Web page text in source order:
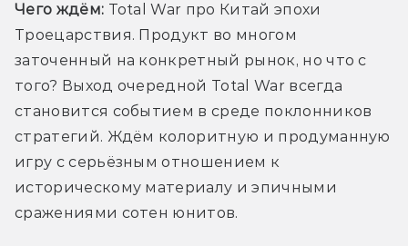
Чего ждём: Total War про Китай эпохи
Троецарствия. Продукт во многом
заточенный на конкретный рынок, но что с
того? Выход очередной Total War всегда
становится событием в среде поклонников
стратегий. Ждём колоритную и продуманную
игру с серьёзным отношением к
историческому материалу и эпичными
сражениями сотен юнитов.